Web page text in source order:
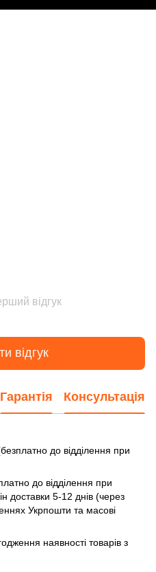
відгук
відгук
Гарантія Консультація
до відділення при
до відділення при
доставки 5-12 днів (через
Укрпошти та масові
наявності товарів з